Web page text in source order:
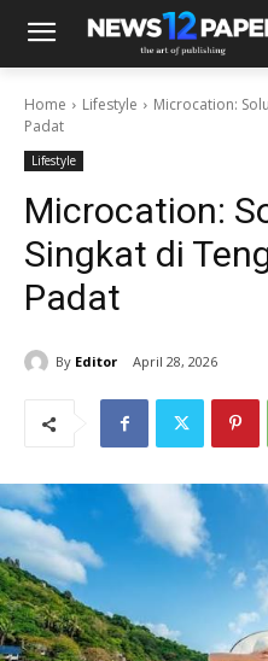
Home Lifestyle
Microcation:
Padat
Lifestyle
Microcation:
Singkat di
Padat
By Editor April 28, 2026